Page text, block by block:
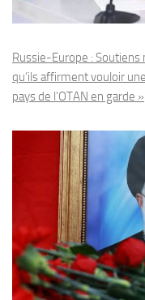
Russie-Europe : Soutiens
qu’ils affirment vouloir
pays de l’OTAN en garde »